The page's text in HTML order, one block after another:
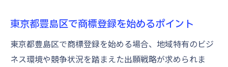
東京都豊島区で商標登録を始めるポイント
東京都豊島区で商標登録を始める場合、地域特有のビジ
ネス環境や競争状況を踏まえた出願戦略が求められま